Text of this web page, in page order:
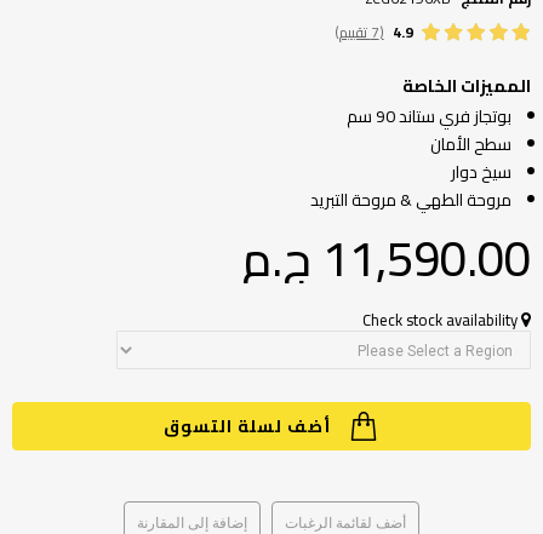
4.9 (7 تقييم)
المميزات الخاصة
بوتجاز فري ستاند 90 سم
سطح الأمان
سيخ دوار
مروحة الطهي & مروحة التبريد
11,590.00 ج.م‏
Check stock availability
أضف لسلة التسوق
أضف لقائمة الرغبات إضافة إلى المقارنة